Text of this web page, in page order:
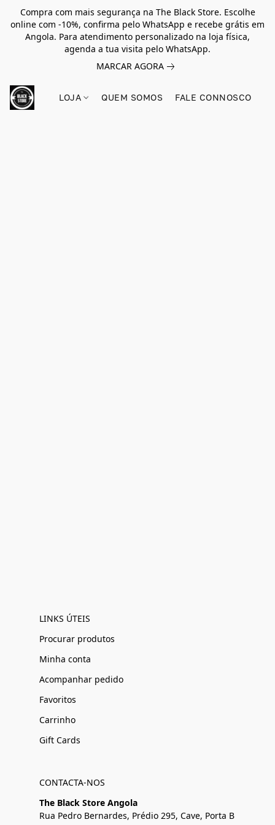
Compra com mais segurança na The Black Store. Escolhe
online com -10%, confirma pelo WhatsApp e recebe grátis em
Angola. Para atendimento personalizado na loja física,
agenda a tua visita pelo WhatsApp.
MARCAR AGORA
LOJA QUEM SOMOS FALE CONNOSCO
LINKS ÚTEIS
Procurar produtos
Minha conta
Acompanhar pedido
Favoritos
Carrinho
Gift Cards
CONTACTA-NOS
The Black Store Angola
Rua Pedro Bernardes, Prédio 295, Cave, Porta B